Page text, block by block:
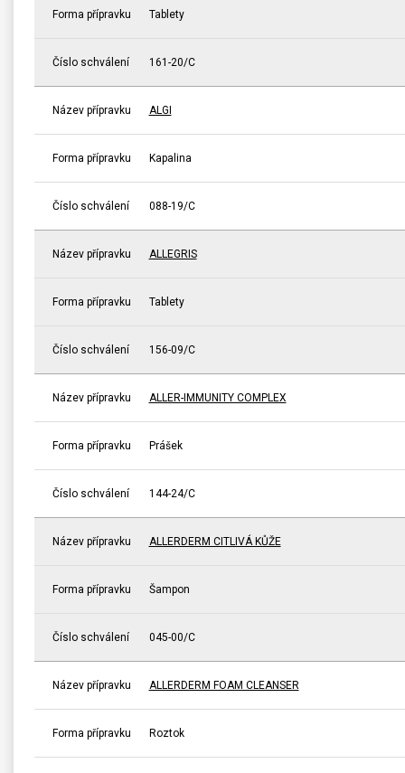
Forma přípravku Tablety
Číslo schválení 161-20/C
Název přípravku ALGI
Forma přípravku Kapalina
Číslo schválení 088-19/C
Název přípravku ALLEGRIS
Forma přípravku Tablety
Číslo schválení 156-09/C
Název přípravku ALLER-IMMUNITY COMPLEX
Forma přípravku Prášek
Číslo schválení 144-24/C
Název přípravku ALLERDERM CITLIVÁ KŮŽE
Forma přípravku Šampon
Číslo schválení 045-00/C
Název přípravku ALLERDERM FOAM CLEANSER
Forma přípravku Roztok